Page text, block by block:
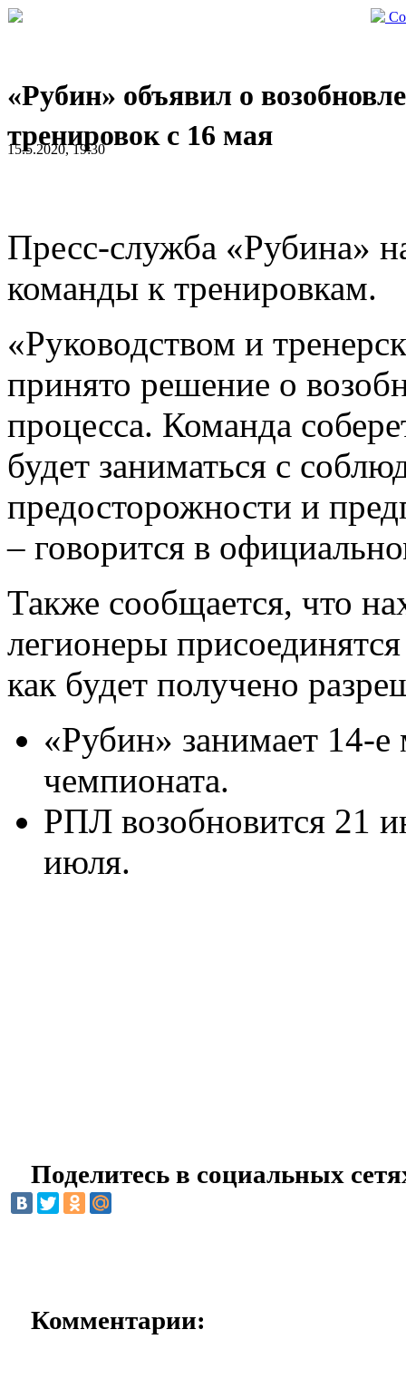
«Рубин» объявил о
тренировок с 16 мая
15.5.2020, 19:30
Пресс-служба «Рубина»
команды к тренировкам.
«Руководством и
принято решение о
процесса. Команда
будет заниматься с
предосторожности и
– говорится в
Также сообщается, что
легионеры
как будет получено
«Рубин» занимает 14-е
чемпионата.
РПЛ возобновится 21
июля.
Поделитесь в социальных
Комментарии: